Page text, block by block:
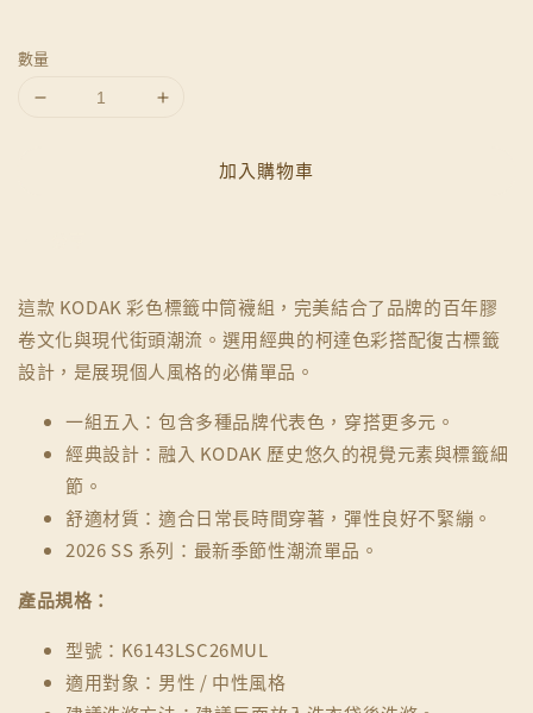
數量
加入購物車
這款 KODAK 彩色標籤中筒襪組，完美結合了品牌的百年膠
卷文化與現代街頭潮流。選用經典的柯達色彩搭配復古標籤
設計，是展現個人風格的必備單品。
一組五入：包含多種品牌代表色，穿搭更多元。
經典設計：融入 KODAK 歷史悠久的視覺元素與標籤細
節。
舒適材質：適合日常長時間穿著，彈性良好不緊繃。
2026 SS 系列：最新季節性潮流單品。
產品規格：
型號：K6143LSC26MUL
適用對象：男性 / 中性風格